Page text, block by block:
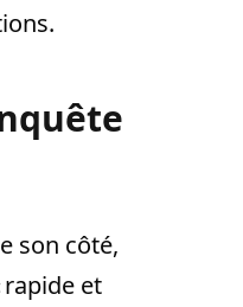
son côté,
et